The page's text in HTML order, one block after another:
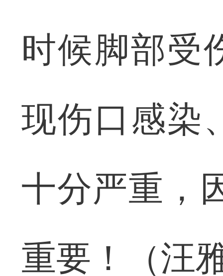
时候脚部受
现伤口感染
十分严重，
重要！（汪